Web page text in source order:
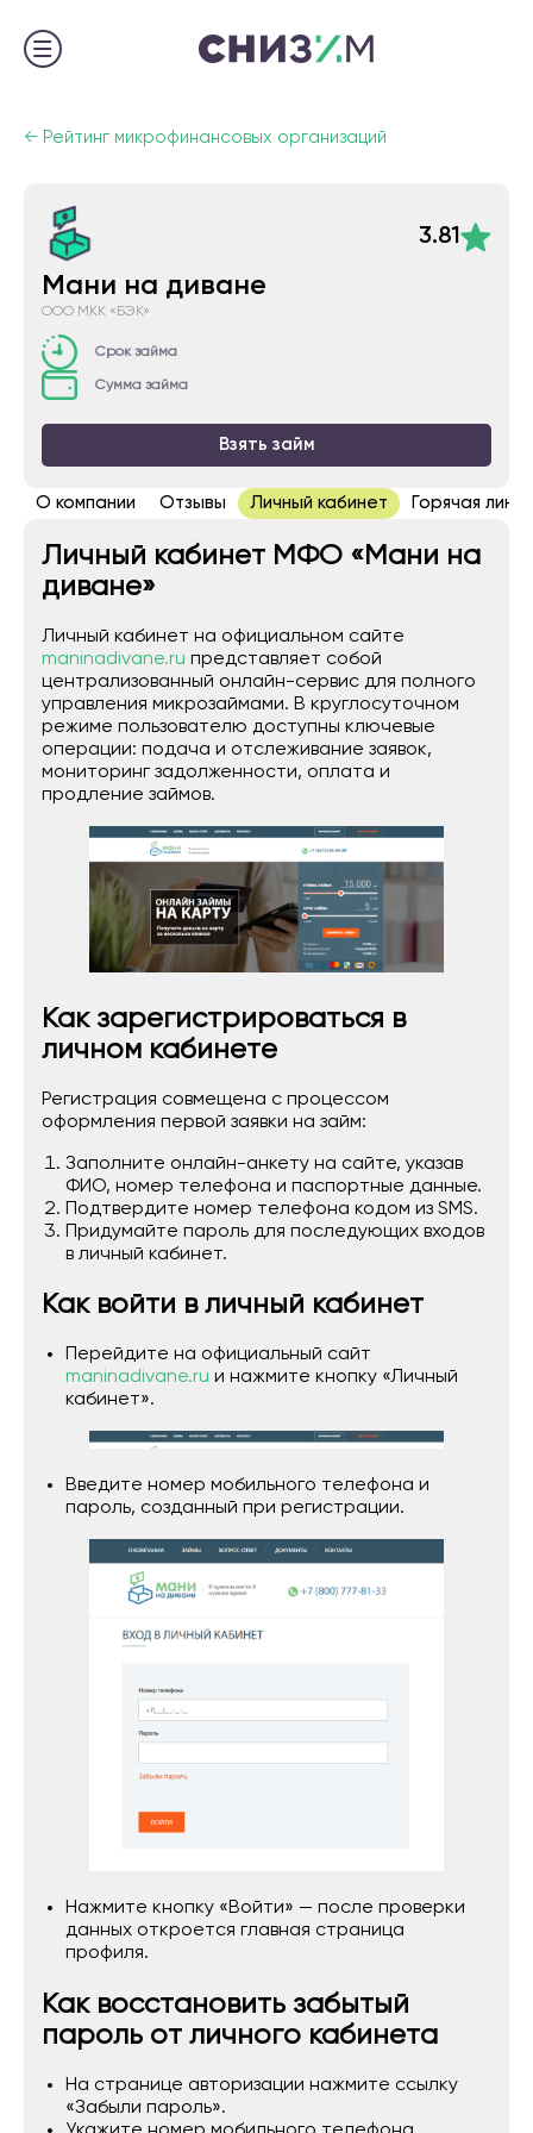
← Рейтинг микрофинансовых организаций
3.81
Мани на диване
ООО МКК «БЭК»
Срок займа
Сумма займа
Взять займ
О компании Отзывы Личный кабинет Горячая линия
Личный кабинет МФО «Мани на
диване»
Личный кабинет на официальном сайте
maninadivane.ru представляет собой
централизованный онлайн-сервис для полного
управления микрозаймами. В круглосуточном
режиме пользователю доступны ключевые
операции: подача и отслеживание заявок,
мониторинг задолженности, оплата и
продление займов.
Как зарегистрироваться в
личном кабинете
Регистрация совмещена с процессом
оформления первой заявки на займ:
Заполните онлайн-анкету на сайте, указав
ФИО, номер телефона и паспортные данные.
Подтвердите номер телефона кодом из SMS.
Придумайте пароль для последующих входов
в личный кабинет.
Как войти в личный кабинет
Перейдите на официальный сайт
maninadivane.ru и нажмите кнопку «Личный
кабинет».
Введите номер мобильного телефона и
пароль, созданный при регистрации.
Нажмите кнопку «Войти» — после проверки
данных откроется главная страница
профиля.
Как восстановить забытый
пароль от личного кабинета
На странице авторизации нажмите ссылку
«Забыли пароль».